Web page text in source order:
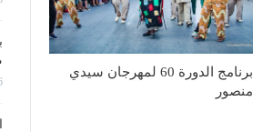
برنامج الدورة 60 لمهرجان سيدي
منصور